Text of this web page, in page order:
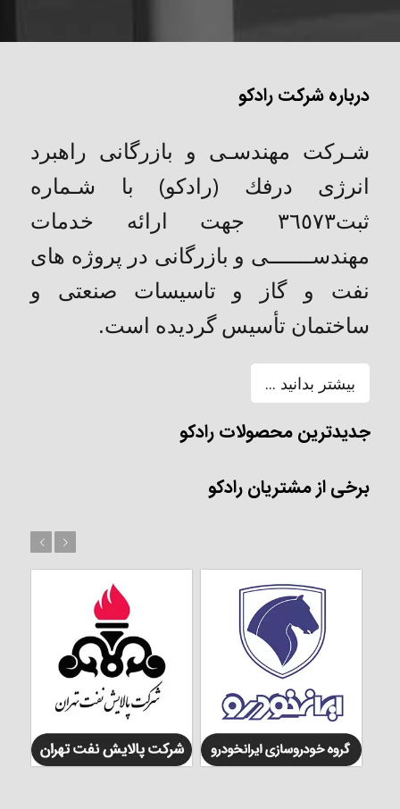
درباره شرکت رادکو
شـركت مهندسـی و بازرگانی راهبرد
انرژی درفك (رادکو) با شـماره
ثبت٣٦٥٧٣ جهت ارائه خدمات
مهندســـــــی و بازرگانی در پروژه های
نفت و گاز و تاسیسات صنعتی و
ساختمان تأسیس گردیده است.
بیشتر بدانید ...
جدیدترین محصولات رادکو
برخی از مشتریان رادکو